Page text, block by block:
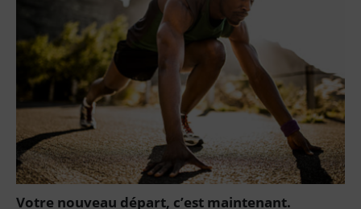
Votre nouveau départ, c’est maintenant.